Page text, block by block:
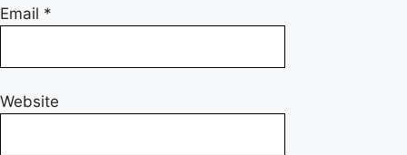
Email *
Website